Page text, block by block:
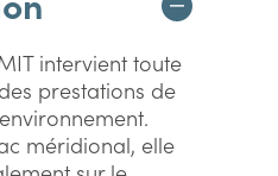
intervient toute
prestations de
méridional, elle